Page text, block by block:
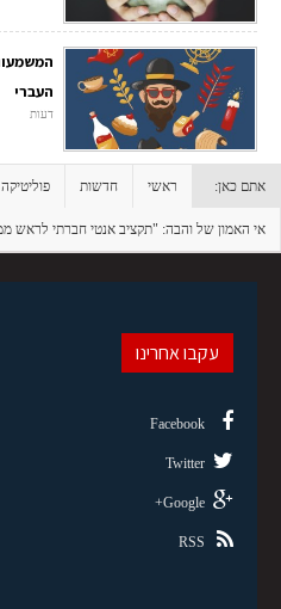
העברי
דעות
אתם כאן: ראשי חדשות פוליטיקה
אי האמון של והבה: "תקציב אנטי חברתי לראש
עקבו אחרינו
Facebook
Twitter
Google+
RSS